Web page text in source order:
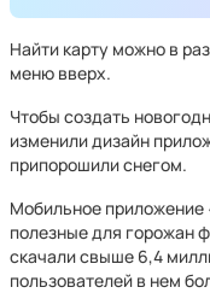
Найти карту можно в
меню вверх.
Чтобы создать
изменили дизайн
припорошили снегом.
Мобильное приложение
полезные для горожан
скачали свыше 6,4
пользователей в нем